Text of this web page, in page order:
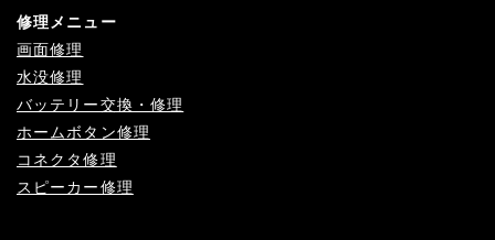
修理メニュー
画面修理
水没修理
バッテリー交換・修理
ホームボタン修理
コネクタ修理
スピーカー修理